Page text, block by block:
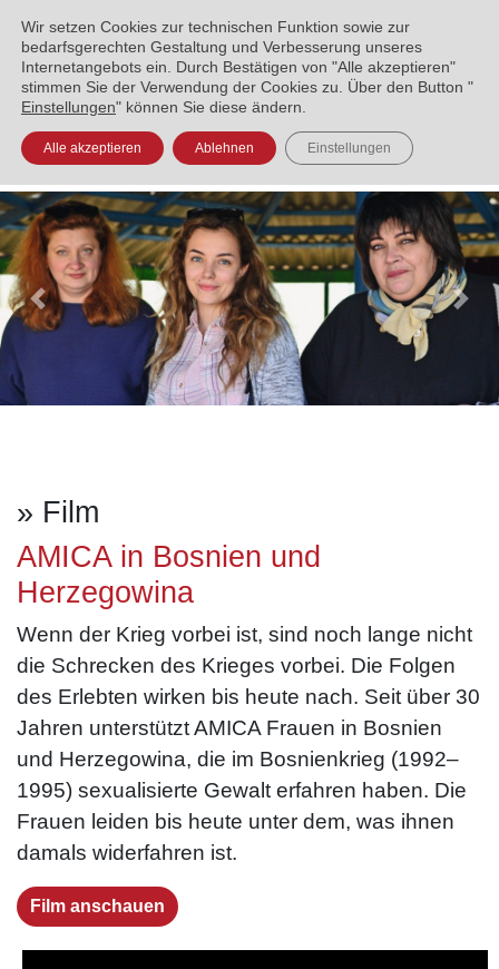
ENGLISH العربية УКРАЇНСЬКА
Ukraine
von der Nothilfe zu psychosozialer
Unterstützung
mehr
Libyen
Frauen stärken, Frieden fördern
mehr
Previous
» Film
AMICA in Bosnien und
Herzegowina
Wenn der Krieg vorbei ist, sind noch lange nicht
die Schrecken des Krieges vorbei. Die Folgen
des Erlebten wirken bis heute nach. Seit über 30
Jahren unterstützt AMICA Frauen in Bosnien
und Herzegowina, die im Bosnienkrieg (1992–
1995) sexualisierte Gewalt erfahren haben. Die
Frauen leiden bis heute unter dem, was ihnen
damals widerfahren ist.
Film anschauen
Wir setzen Cookies zur technischen Funktion sowie zur
bedarfsgerechten Gestaltung und Verbesserung unseres
Internetangebots ein. Durch Bestätigen von "Alle akzeptieren"
stimmen Sie der Verwendung der Cookies zu. Über den Button "
Einstellungen" können Sie diese ändern.
Alle akzeptieren Ablehnen Einstellungen